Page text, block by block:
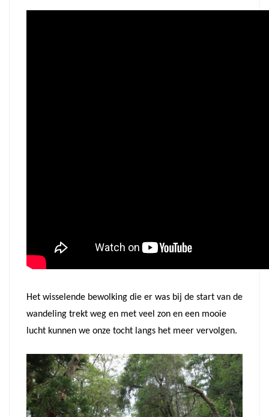
Het wisselende bewolking die er was bij de start van de
wandeling trekt weg en met veel zon en een mooie
lucht kunnen we onze tocht langs het meer vervolgen.